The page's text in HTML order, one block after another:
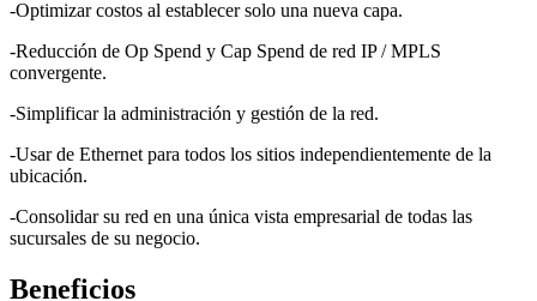
-Optimizar costos al establecer solo una nueva capa.
-Reducción de Op Spend y Cap Spend de red IP / MPLS
convergente.
-Simplificar la administración y gestión de la red.
-Usar de Ethernet para todos los sitios independientemente de la
ubicación.
-Consolidar su red en una única vista empresarial de todas las
sucursales de su negocio.
Beneficios